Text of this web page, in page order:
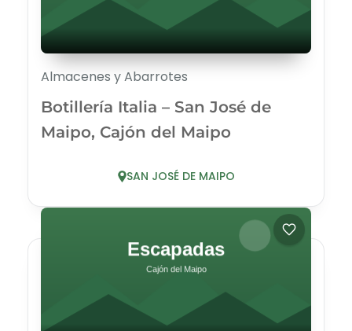
Almacenes y Abarrotes
Botillería Italia – San José de
Maipo, Cajón del Maipo
SAN JOSÉ DE MAIPO